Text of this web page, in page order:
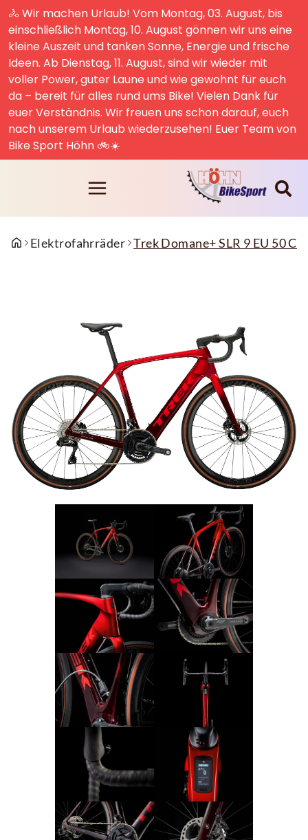
🚴 Wir machen Urlaub! Vom Montag, 03. August, bis
einschließlich Montag, 10. August gönnen wir uns eine
kleine Auszeit und tanken Sonne, Energie und frische
Ideen. Ab Dienstag, 11. August, sind wir wieder mit
voller Power, guter Laune und wie gewohnt für euch
da – bereit für alles rund ums Bike! Vielen Dank für
euer Verständnis. Wir freuen uns schon darauf, euch
nach unserem Urlaub wiederzusehen! Euer Team von
Bike Sport Höhn 🚲☀️
Elektrofahrräder Trek Domane+ SLR 9 EU 50